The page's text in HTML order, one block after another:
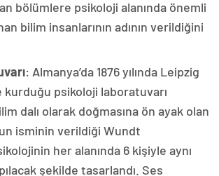
bölümlere psikoloji alanında önemli
bilim insanlarının adının verildiğini
: Almanya’da 1876 yılında Leipzig
kurduğu psikoloji laboratuvarı
dalı olarak doğmasına ön ayak olan
isminin verildiği Wundt
her alanında 6 kişiyle aynı
şekilde tasarlandı. Ses